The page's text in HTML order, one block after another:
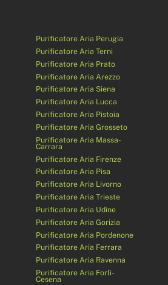
Purificatore Aria Perugia
Purificatore Aria Terni
Purificatore Aria Prato
Purificatore Aria Arezzo
Purificatore Aria Siena
Purificatore Aria Lucca
Purificatore Aria Pistoia
Purificatore Aria Grosseto
Purificatore Aria Massa-
Carrara
Purificatore Aria Firenze
Purificatore Aria Pisa
Purificatore Aria Livorno
Purificatore Aria Trieste
Purificatore Aria Udine
Purificatore Aria Gorizia
Purificatore Aria Pordenone
Purificatore Aria Ferrara
Purificatore Aria Ravenna
Purificatore Aria Forlì-
Cesena